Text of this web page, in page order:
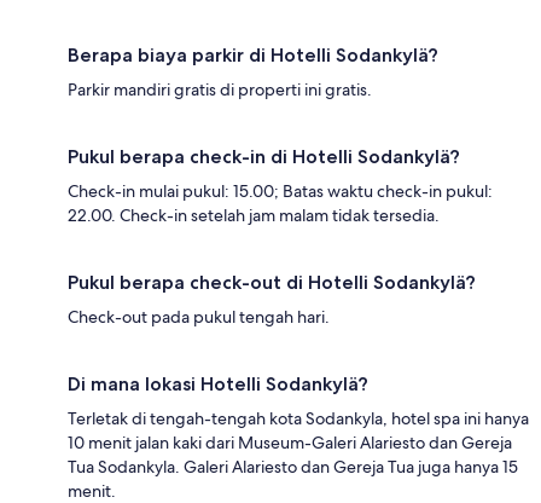
Berapa biaya parkir di Hotelli Sodankylä?
Parkir mandiri gratis di properti ini gratis.
Pukul berapa check-in di Hotelli Sodankylä?
Check-in mulai pukul: 15.00; Batas waktu check-in pukul:
22.00. Check-in setelah jam malam tidak tersedia.
Pukul berapa check-out di Hotelli Sodankylä?
Check-out pada pukul tengah hari.
Di mana lokasi Hotelli Sodankylä?
Terletak di tengah-tengah kota Sodankyla, hotel spa ini hanya
10 menit jalan kaki dari Museum-Galeri Alariesto dan Gereja
Tua Sodankyla. Galeri Alariesto dan Gereja Tua juga hanya 15
menit.